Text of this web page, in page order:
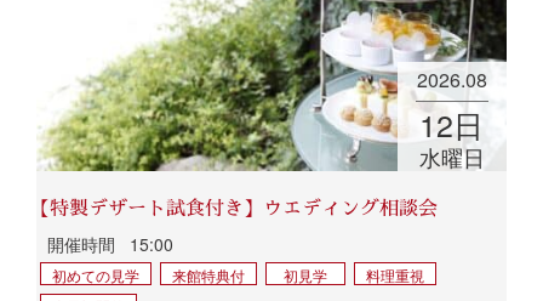
2026.08
12日
水曜日
【特製デザート試食付き】ウエディング相談会
開催時間 15:00
初めての見学 来館特典付 初見学
料理重視